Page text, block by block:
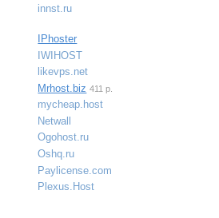
innst.ru
IPhoster
IWIHOST
likevps.net
Mrhost.biz 411 р.
mycheap.host
Netwall
Ogohost.ru
Oshq.ru
Paylicense.com
Plexus.Host